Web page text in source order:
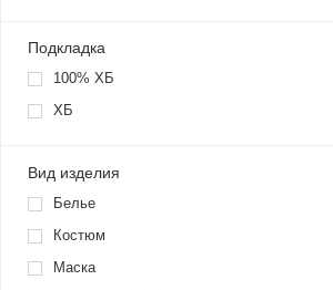
Подкладка
100% ХБ
ХБ
Вид изделия
Белье
Костюм
Маска